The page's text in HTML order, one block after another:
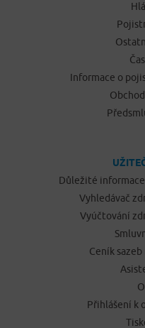
Informace o
Důležité
Vyhledávač
Vyúčtování
Ceník
Přihlášení k